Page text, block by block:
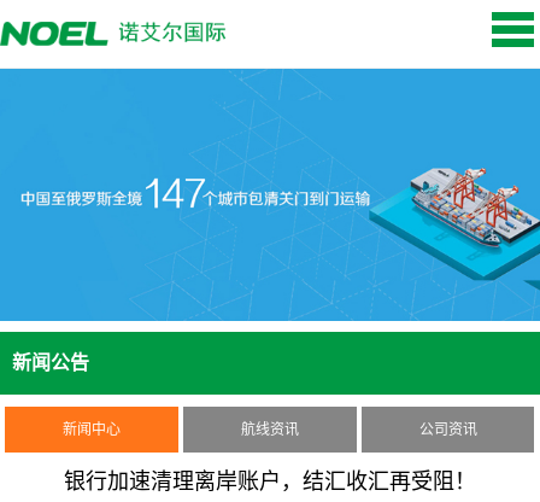
新闻公告
新闻中心 航线资讯 公司资讯
银行加速清理离岸账户，结汇收汇再受阻！